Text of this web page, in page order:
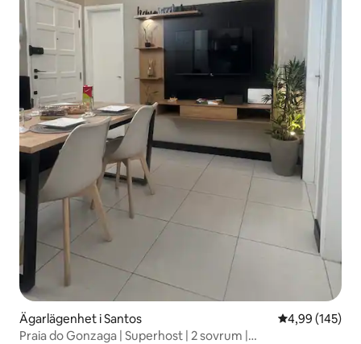
Ägarlägenhet i Santos 4,99 av 5 i
4,99 (145)
Praia do Gonzaga | Superhost | 2 sovrum |